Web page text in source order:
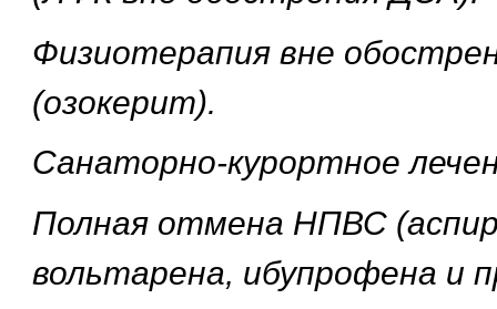
Физиотерапия вне
(озокерит).
Санаторно-курортное
Полная отмена НПВС
вольтарена, ибупрофена и